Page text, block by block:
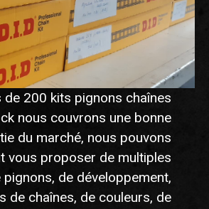
de 200 kits pignons chaînes
nous couvrons une bonne
du marché, nous pouvons
vous proposer de multiples
de développement,
de chaînes, de couleurs, de